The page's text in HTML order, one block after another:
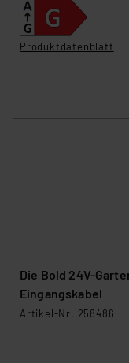
Produktdatenblatt
Die Bold 24V-
Eingangskabel
Artikel-Nr. 258486